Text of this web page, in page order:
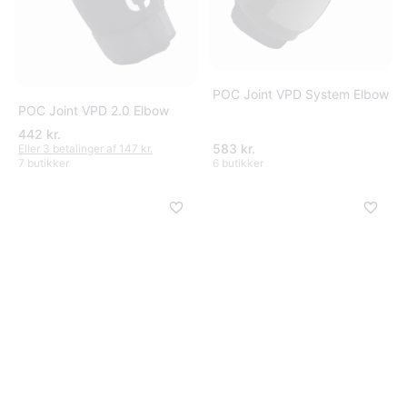
POC Joint VPD 2.0 Elbow
442 kr.
Eller 3 betalinger af 147 kr.
7 butikker
POC Joint VPD System Elbow
583 kr.
6 butikker